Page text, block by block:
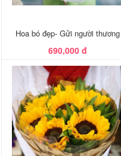
Hoa bó đẹp- Gửi người thương
690,000 đ